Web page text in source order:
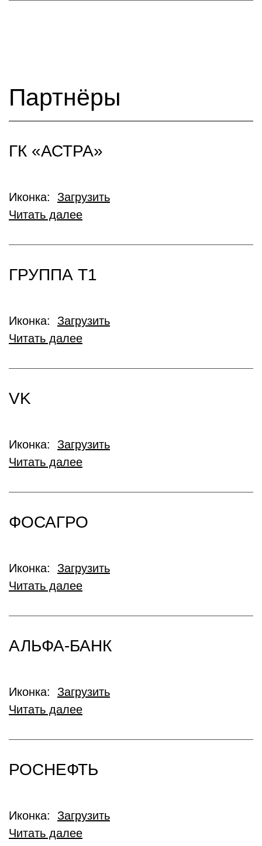
Партнёры
ГК «АСТРА»
Иконка: Загрузить
Читать далее
ГРУППА Т1
Иконка: Загрузить
Читать далее
VK
Иконка: Загрузить
Читать далее
ФОСАГРО
Иконка: Загрузить
Читать далее
АЛЬФА-БАНК
Иконка: Загрузить
Читать далее
РОСНЕФТЬ
Иконка: Загрузить
Читать далее